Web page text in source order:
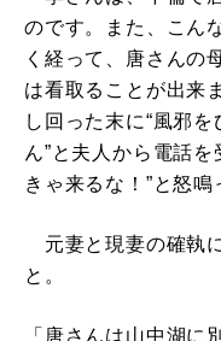
のです。また、こん
く経って、唐さんの
は看取ることが出来
し回った末に“風邪
ん”と夫人から電話
きゃ来るな！”と怒鳴
元妻と現妻の確執
と。
「唐さんは山中湖に